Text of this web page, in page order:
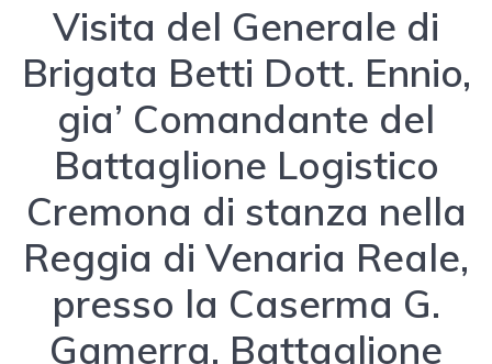
Visita del Generale di
Brigata Betti Dott. Ennio,
gia’ Comandante del
Battaglione Logistico
Cremona di stanza nella
Reggia di Venaria Reale,
presso la Caserma G.
Gamerra. Battaglione